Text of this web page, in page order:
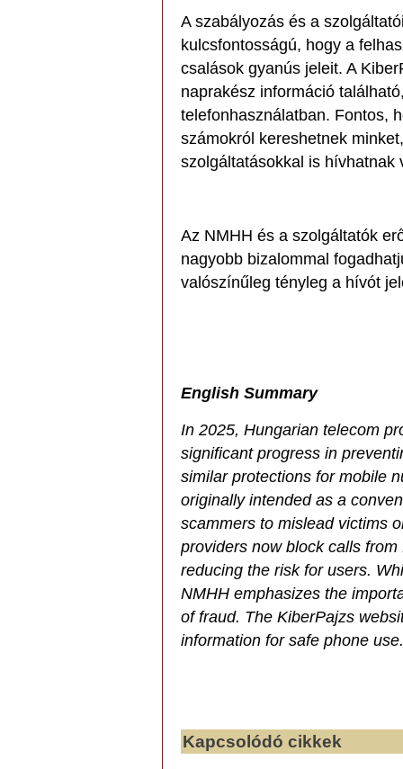
A szabályozás és a
kulcsfontosságú, hogy a
csalások gyanús jeleit. A
naprakész információ
telefonhasználatban. Fontos,
számokról kereshetnek
szolgáltatásokkal is hívhatnak
Az NMHH és a szolgáltatók
nagyobb bizalommal
valószínűleg tényleg a hívót
English Summary
In 2025, Hungarian telecom
significant progress in
similar protections for mobile
originally intended as a
scammers to mislead victims
providers now block calls
reducing the risk for users.
NMHH emphasizes the
of fraud. The KiberPajzs
information for safe phone use.
Kapcsolódó cikkek